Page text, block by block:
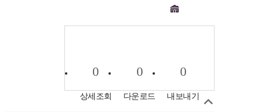
0
상세조회
0
다운로드
0
내보내기